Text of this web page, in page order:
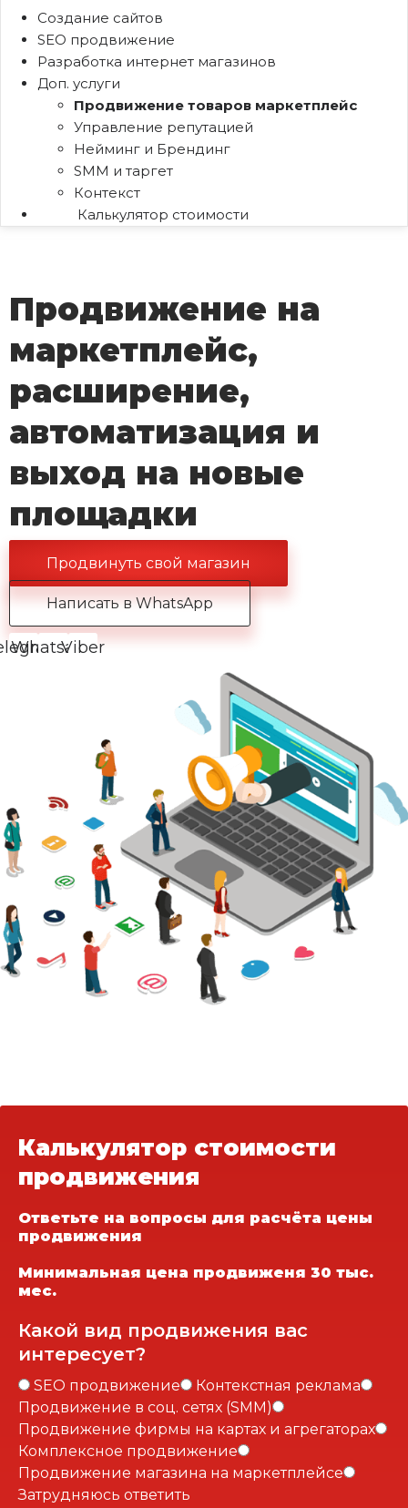
Создание сайтов
SEO продвижение
Разработка интернет магазинов
Доп. услуги
Продвижение товаров маркетплейс
Управление репутацией
Нейминг и Брендинг
SMM и таргет
Контекст
Калькулятор стоимости
Продвижение на
маркетплейс,
расширение,
автоматизация и
выход на новые
площадки
Продвинуть свой магазин
Написать в WhatsApp
Whatsapp
Viber
Калькулятор стоимости
продвижения
Ответьте на вопросы для расчёта цены
продвижения
Минимальная цена продвиженя 30 тыс.
мес.
Какой вид продвижения вас
интересует?
SEO продвижение
Контекстная реклама
Продвижение в соц. сетях (SMM)
Продвижение фирмы на картах и агрегаторах
Комплексное продвижение
Продвижение магазина на маркетплейсе
Затрудняюсь ответить